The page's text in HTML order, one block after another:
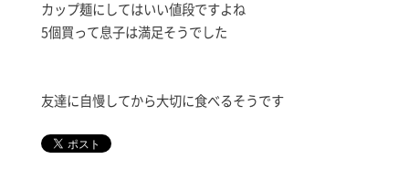
カップ麺にしてはいい値段ですよね
5個買って息子は満足そうでした
友達に自慢してから大切に食べるそうです